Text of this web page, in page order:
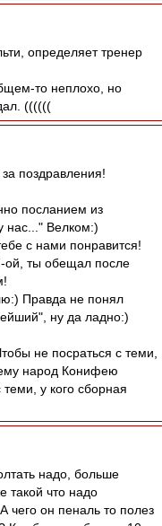
определяет тренер
то неплохо, но
((((((
поздравления!
посланием из
нас..." Велком:)
с нами понравится!
ой, ты обещал после
Правда не понял
ну да ладно:)
не посраться с теми,
народ Конифею
у кого сборная
надо, больше
такой что надо
чего он пеналь то полез